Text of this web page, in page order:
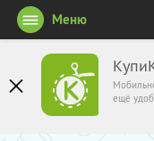
ещё
Меню